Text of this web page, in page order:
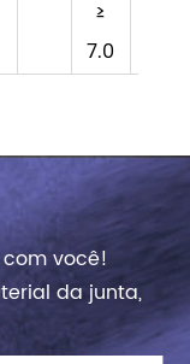
≥
7.0
você!
da junta,